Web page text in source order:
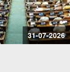
31-07-2026